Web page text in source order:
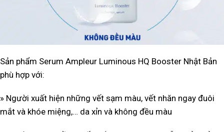
Sản phẩm Serum Ampleur Luminous HQ Booster Nhật Bản
phù hợp với:
» Người xuất hiện những vết sạm màu, vết nhăn ngay đuôi
mắt và khóe miệng,… da xỉn và không đều màu